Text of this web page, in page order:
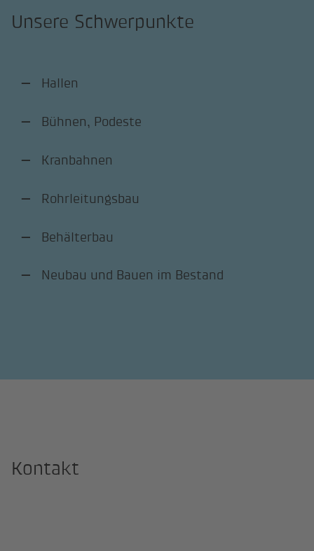
Unsere Schwerpunkte
Hallen
Bühnen, Podeste
Kranbahnen
Rohrleitungsbau
Behälterbau
Neubau und Bauen im Bestand
Kontakt